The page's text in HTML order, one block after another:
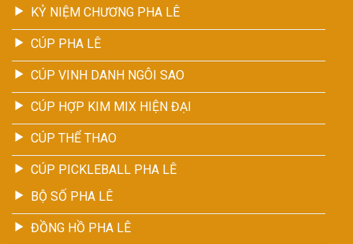
KỶ NIỆM CHƯƠNG PHA LÊ
CÚP PHA LÊ
CÚP VINH DANH NGÔI SAO
CÚP HỢP KIM MIX HIỆN ĐẠI
CÚP THỂ THAO
CÚP PICKLEBALL PHA LÊ
BỘ SỐ PHA LÊ
ĐỒNG HỒ PHA LÊ